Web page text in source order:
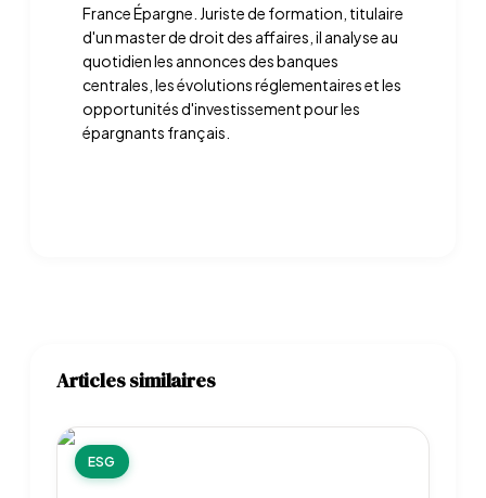
France Épargne. Juriste de formation, titulaire
d'un master de droit des affaires, il analyse au
quotidien les annonces des banques
centrales, les évolutions réglementaires et les
opportunités d'investissement pour les
épargnants français.
Articles similaires
ESG